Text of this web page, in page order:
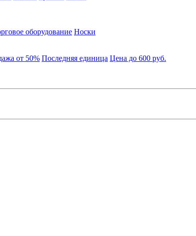
оборудование Носки
от 50% Последняя единица Цена до 600 руб.